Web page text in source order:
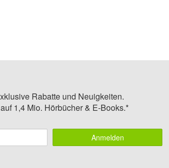
Rabatte und Neuigkeiten.
1,4 Mio. Hörbücher & E-Books.*
Anmelden